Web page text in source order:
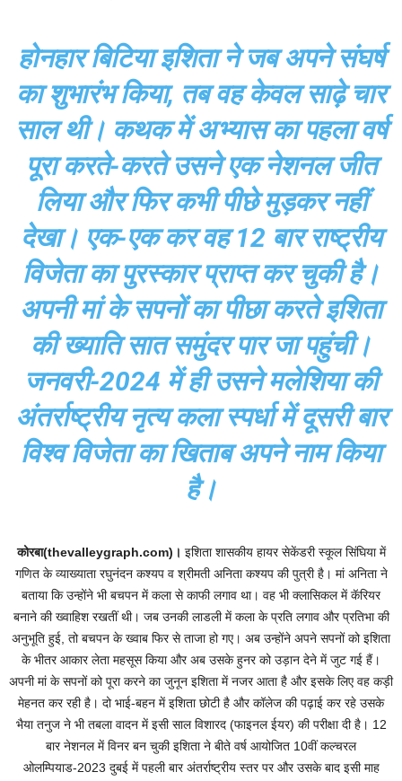
होनहार बिटिया इशिता ने जब अपने संघर्ष
का शुभारंभ किया, तब वह केवल साढ़े चार
साल थी। कथक में अभ्यास का पहला वर्ष
पूरा करते-करते उसने एक नेशनल जीत
लिया और फिर कभी पीछे मुड़कर नहीं
देखा। एक-एक कर वह 12 बार राष्ट्रीय
विजेता का पुरस्कार प्राप्त कर चुकी है।
अपनी मां के सपनों का पीछा करते इशिता
की ख्याति सात समुंदर पार जा पहुंची।
जनवरी-2024 में ही उसने मलेशिया की
अंतर्राष्ट्रीय नृत्य कला स्पर्धा में दूसरी बार
विश्व विजेता का खिताब अपने नाम किया
है।
कोरबा(thevalleygraph.com)। इशिता शासकीय हायर सेकेंडरी स्कूल सिंघिया में
गणित के व्याख्याता रघुनंदन कश्यप व श्रीमती अनिता कश्यप की पुत्री है। मां अनिता ने
बताया कि उन्होंने भी बचपन में कला से काफी लगाव था। वह भी क्लासिकल में कॅरियर
बनाने की ख्वाहिश रखतीं थी। जब उनकी लाडली में कला के प्रति लगाव और प्रतिभा की
अनुभूति हुई, तो बचपन के ख्वाब फिर से ताजा हो गए। अब उन्होंने अपने सपनों को इशिता
के भीतर आकार लेता महसूस किया और अब उसके हुनर को उड़ान देने में जुट गई हैं।
अपनी मां के सपनों को पूरा करने का जुनून इशिता में नजर आता है और इसके लिए वह कड़ी
मेहनत कर रही है। दो भाई-बहन में इशिता छोटी है और कॉलेज की पढ़ाई कर रहे उसके
भैया तनुज ने भी तबला वादन में इसी साल विशारद (फाइनल ईयर) की परीक्षा दी है। 12
बार नेशनल में विनर बन चुकी इशिता ने बीते वर्ष आयोजित 10वीं कल्चरल
ओलम्पियाड-2023 दुबई में पहली बार अंतर्राष्ट्रीय स्तर पर और उसके बाद इसी माह